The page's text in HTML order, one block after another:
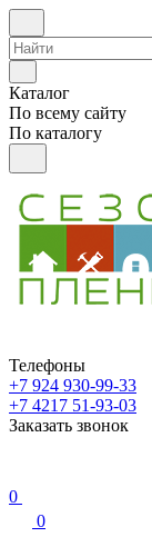
Каталог
По всему сайту
По каталогу
Телефоны
+7 924 930-99-33
+7 4217 51-93-03
Заказать звонок
0
0